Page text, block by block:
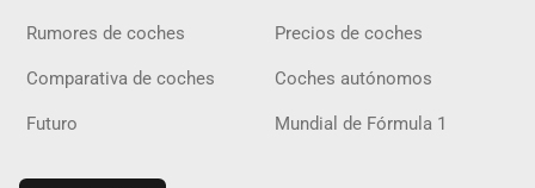
Rumores de coches Precios de coches
Comparativa de coches Coches autónomos
Futuro Mundial de Fórmula 1